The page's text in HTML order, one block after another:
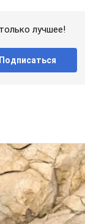
лучшее!
Подписаться